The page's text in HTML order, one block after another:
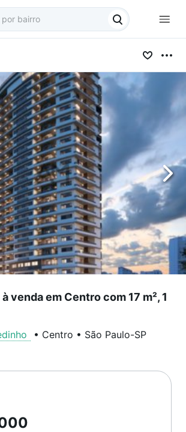
venda em Centro com 17 m², 1
• Centro • São Paulo-SP